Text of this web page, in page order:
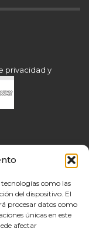
como las
del dispositivo. El
procesar datos como
únicas en este
afectar
privacidad y